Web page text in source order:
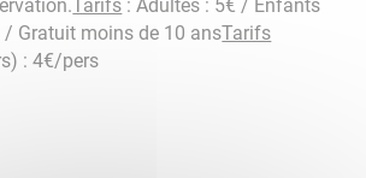
Tarifs : Adultes : 5€ / Enfants
Gratuit moins de 10 ansTarifs
: 4€/pers